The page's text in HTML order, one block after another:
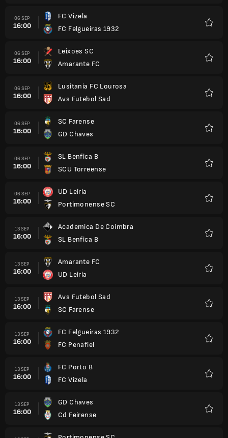
06 SEP
16:00
FC Vizela
FC Felgueiras 1932
06 SEP
16:00
Leixoes SC
Amarante FC
06 SEP
16:00
Lusitania FC Lourosa
Avs Futebol Sad
06 SEP
16:00
SC Farense
GD Chaves
06 SEP
16:00
SL Benfica B
SCU Torreense
06 SEP
16:00
UD Leiria
Portimonense SC
13 SEP
16:00
Academica De Coimbra
SL Benfica B
13 SEP
16:00
Amarante FC
UD Leiria
13 SEP
16:00
Avs Futebol Sad
SC Farense
13 SEP
16:00
FC Felgueiras 1932
FC Penafiel
13 SEP
16:00
FC Porto B
FC Vizela
13 SEP
16:00
GD Chaves
Cd Feirense